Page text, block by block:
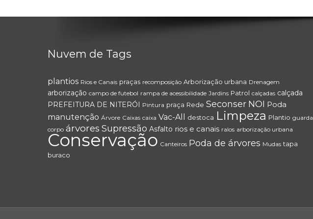
Nuvem de Tags
plantios Rios e Canais praças recomposição Arborização urbana Drenagem
arborização campo de futebol rampa de acessibilidade Jardins Patrol calçadas calçada
PREFEITURA DE NITERÓI Pintura praça Rede Seconser NOI Poda
manutenção Árvore Caixas caixa Vac-All destoca Limpeza Plantio guarda
corpo árvores Supressão Asfalto rios e canais ralos arborização urbana
Conservação Canteiros Poda de árvores Mudas tapa
buraco